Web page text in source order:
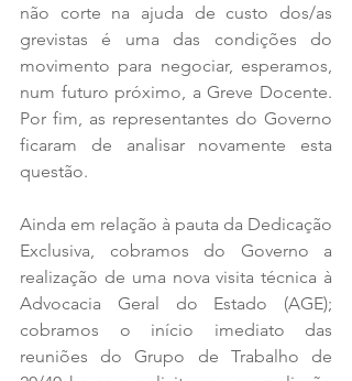
não corte na ajuda de custo dos/as
grevistas é uma das condições do
movimento para negociar, esperamos,
num futuro próximo, a Greve Docente.
Por fim, as representantes do Governo
ficaram de analisar novamente esta
questão.
Ainda em relação à pauta da Dedicação
Exclusiva, cobramos do Governo a
realização de uma nova visita técnica à
Advocacia Geral do Estado (AGE);
cobramos o início imediato das
reuniões do Grupo de Trabalho de